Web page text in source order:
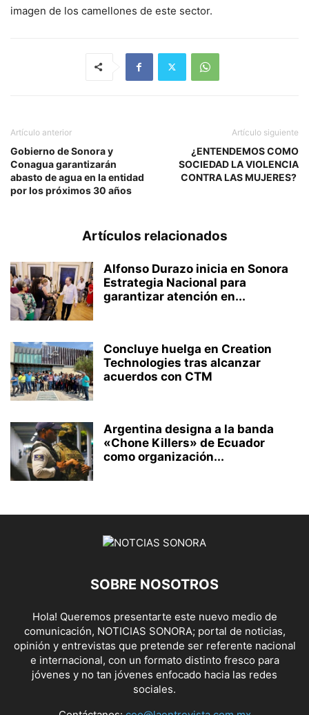
imagen de los camellones de este sector.
Artículo anterior
Gobierno de Sonora y
Conagua garantizarán
abasto de agua en la entidad
por los próximos 30 años
Artículo siguiente
¿ENTENDEMOS COMO
SOCIEDAD LA VIOLENCIA
CONTRA LAS MUJERES?
Artículos relacionados
Alfonso Durazo inicia en Sonora
Estrategia Nacional para
garantizar atención en...
Concluye huelga en Creation
Technologies tras alcanzar
acuerdos con CTM
Argentina designa a la banda
«Chone Killers» de Ecuador
como organización...
SOBRE NOSOTROS
Hola! Queremos presentarte este nuevo medio de
comunicación, NOTICIAS SONORA; portal de noticias,
opinión y entrevistas que pretende ser referente nacional
e internacional, con un formato distinto fresco para
jóvenes y no tan jóvenes enfocado hacia las redes
sociales.